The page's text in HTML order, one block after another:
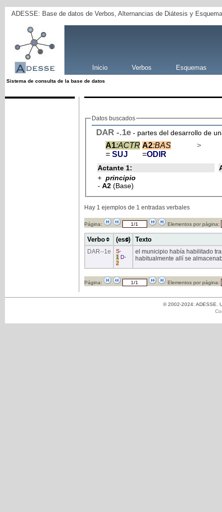
ADESSE: Base de datos de Verbos, Alternancias de Diátesis y
Inicio Verbos Esquemas
Sistema de consulta de la base de datos
Datos buscados
DAR -.1e - partes del desarrollo de
A1:ACTR
= SUJ
A2:BAS
=ODIR
>
Actante 1:
+ principio
- A2 (Base)
Hay 1 ejemplos de 1 entradas verbales
Página: Elementos por página:
Verbo (ess) Texto
DAR--1e S-
1
D-
2
el municipio había habilitado
habitualmente allí se
Página: Elementos por página:
© 2002-2024: ADESSE.